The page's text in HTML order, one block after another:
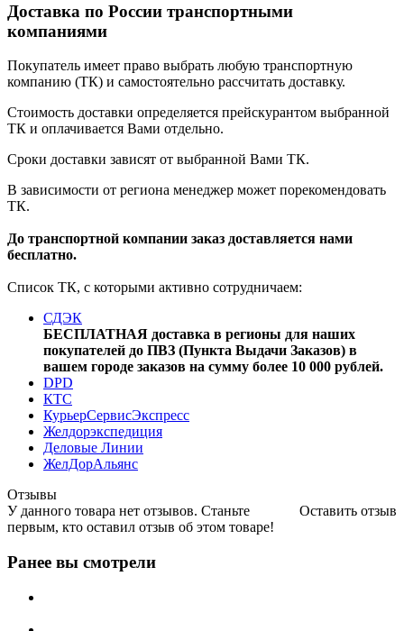
Доставка по России транспортными
компаниями
Покупатель имеет право выбрать любую транспортную
компанию (ТК) и самостоятельно рассчитать доставку.
Стоимость доставки определяется прейскурантом выбранной
ТК и оплачивается Вами отдельно.
Сроки доставки зависят от выбранной Вами ТК.
В зависимости от региона менеджер может порекомендовать
ТК.
До транспортной компании заказ доставляется нами
бесплатно.
Список ТК, с которыми активно сотрудничаем:
СДЭК
БЕСПЛАТНАЯ доставка в регионы для наших
покупателей до ПВЗ (Пункта Выдачи Заказов) в
вашем городе заказов на сумму более 10 000 рублей.
DPD
КТС
КурьерСервисЭкспресс
Желдорэкспедиция
Деловые Линии
ЖелДорАльянс
Отзывы
Оставить отзыв
У данного товара нет отзывов. Станьте
первым, кто оставил отзыв об этом товаре!
Ранее вы смотрели